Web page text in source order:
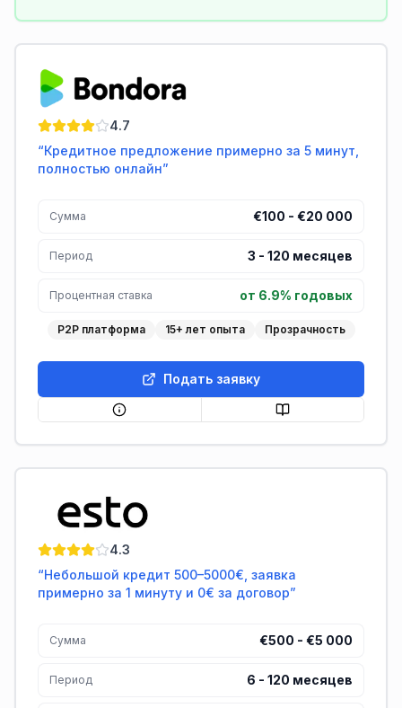
Bondora
4.7
“Кредитное предложение примерно за 5 минут,
полностью онлайн”
Сумма €100 - €20 000
Период 3 - 120 месяцев
Процентная ставка от 6.9% годовых
P2P платформа 15+ лет опыта Прозрачность
Подать заявку
ESTO
4.3
“Небольшой кредит 500–5000€, заявка
примерно за 1 минуту и 0€ за договор”
Сумма €500 - €5 000
Период 6 - 120 месяцев